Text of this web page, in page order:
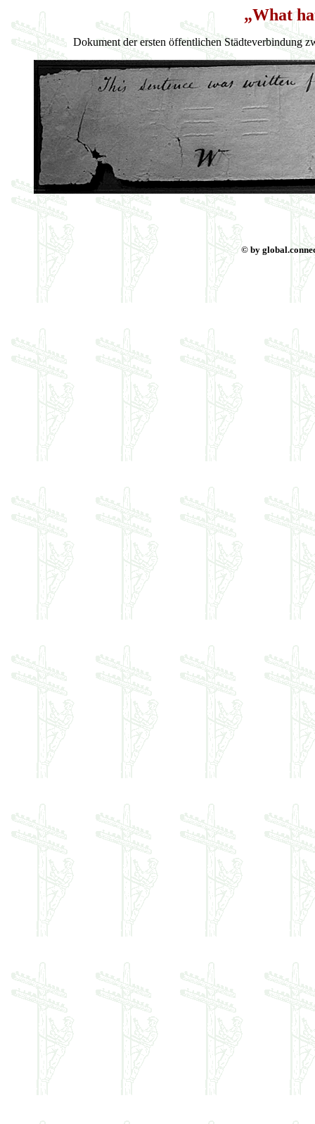
„What
Dokument der ersten öffentlichen Städteverbindung
© by